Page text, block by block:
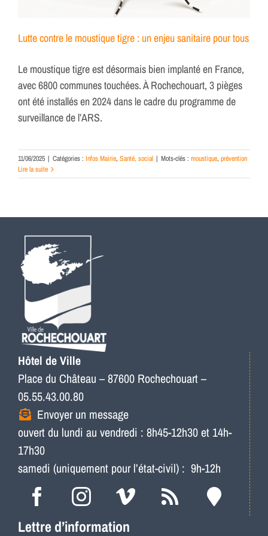
Lutte contre le moustique tigre : un enjeu sanitaire pour tous
Le moustique tigre est désormais bien implanté en France,
avec 6800 communes touchées. À Rochechouart, 3 pièges
ont été installés en 2024 dans le cadre du programme de
surveillance de l’ARS.
11/06/2025 | Catégories : Infos Mairie, Santé, social | Mots-clés : moustique, prévention
Lire la suite
Hôtel de Ville
Place du Château – 87600 Rochechouart –
05.55.43.00.80
Envoyer un message
ouvert du lundi au vendredi : 8h45-12h30 et 14h-
17h30
samedi (uniquement pour l’état-civil) : 9h-12h
Lettre d’information